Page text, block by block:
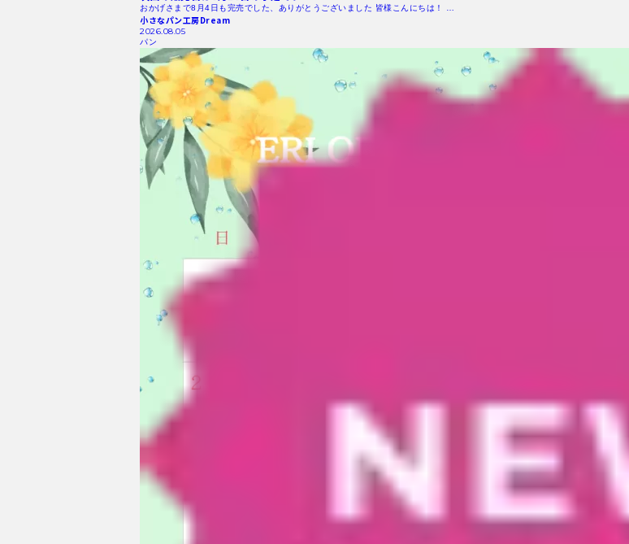
おかげさまで8月4日も完売でした、ありがとうございました 皆様こんにちは！ …
小さなパン工房Dream
2026.08.05
パン